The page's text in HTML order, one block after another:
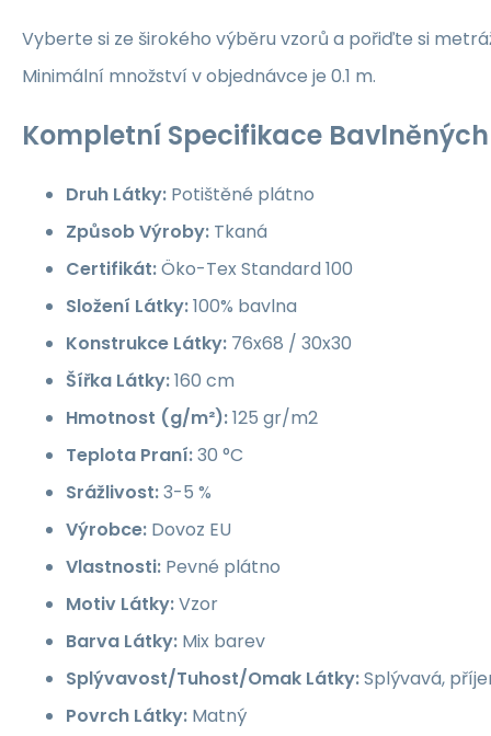
Vyberte si ze širokého výběru vzorů a pořiďte si
Minimální množství v objednávce je 0.1 m.
Kompletní Specifikace
Druh Látky: Potištěné plátno
Způsob Výroby: Tkaná
Certifikát:Öko-Tex Standard 100
Složení Látky:100% bavlna
Konstrukce Látky: 76x68 / 30x30
Šířka Látky:160 cm
Hmotnost (g/m²):125 gr/m2
Teplota Praní:30 °C
Srážlivost:3-5 %
Výrobce: Dovoz EU
Vlastnosti: Pevné plátno
Motiv Látky:Vzor
Barva Látky: Mix barev
Splývavost/Tuhost/Omak Látky:Splývavá,
Povrch Látky: Matný